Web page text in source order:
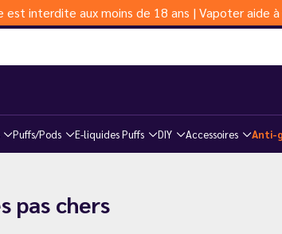
interdite aux moins de 18 ans | Vapoter aide
Puffs/Pods E-liquides Puffs DIY Accessoires Anti-
pas chers